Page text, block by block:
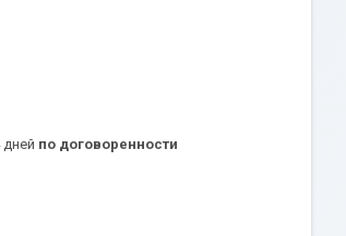
дней по договоренности